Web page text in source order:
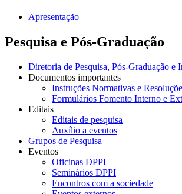
Apresentação
Pesquisa e Pós-Graduação
Diretoria de Pesquisa, Pós-Graduação e
Documentos importantes
Instruções Normativas e
Formulários Fomento Interno e
Editais
Editais de pesquisa
Auxílio a eventos
Grupos de Pesquisa
Eventos
Oficinas DPPI
Seminários DPPI
Encontros com a sociedade